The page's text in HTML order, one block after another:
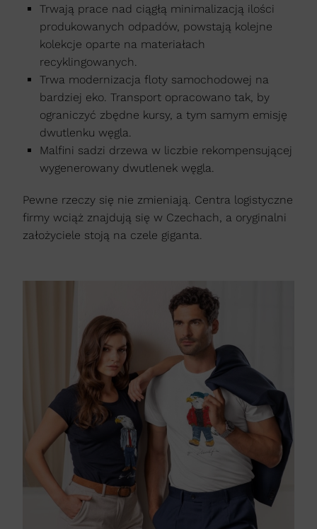
Trwają prace nad ciągłą minimalizacją ilości
produkowanych odpadów, powstają kolejne
kolekcje oparte na materiałach
recyklingowanych.
Trwa modernizacja floty samochodowej na
bardziej eko. Transport opracowano tak, by
ograniczyć zbędne kursy, a tym samym emisję
dwutlenku węgla.
Malfini sadzi drzewa w liczbie rekompensującej
wygenerowany dwutlenek węgla.
Pewne rzeczy się nie zmieniają. Centra logistyczne
firmy wciąż znajdują się w Czechach, a oryginalni
założyciele stoją na czele giganta.